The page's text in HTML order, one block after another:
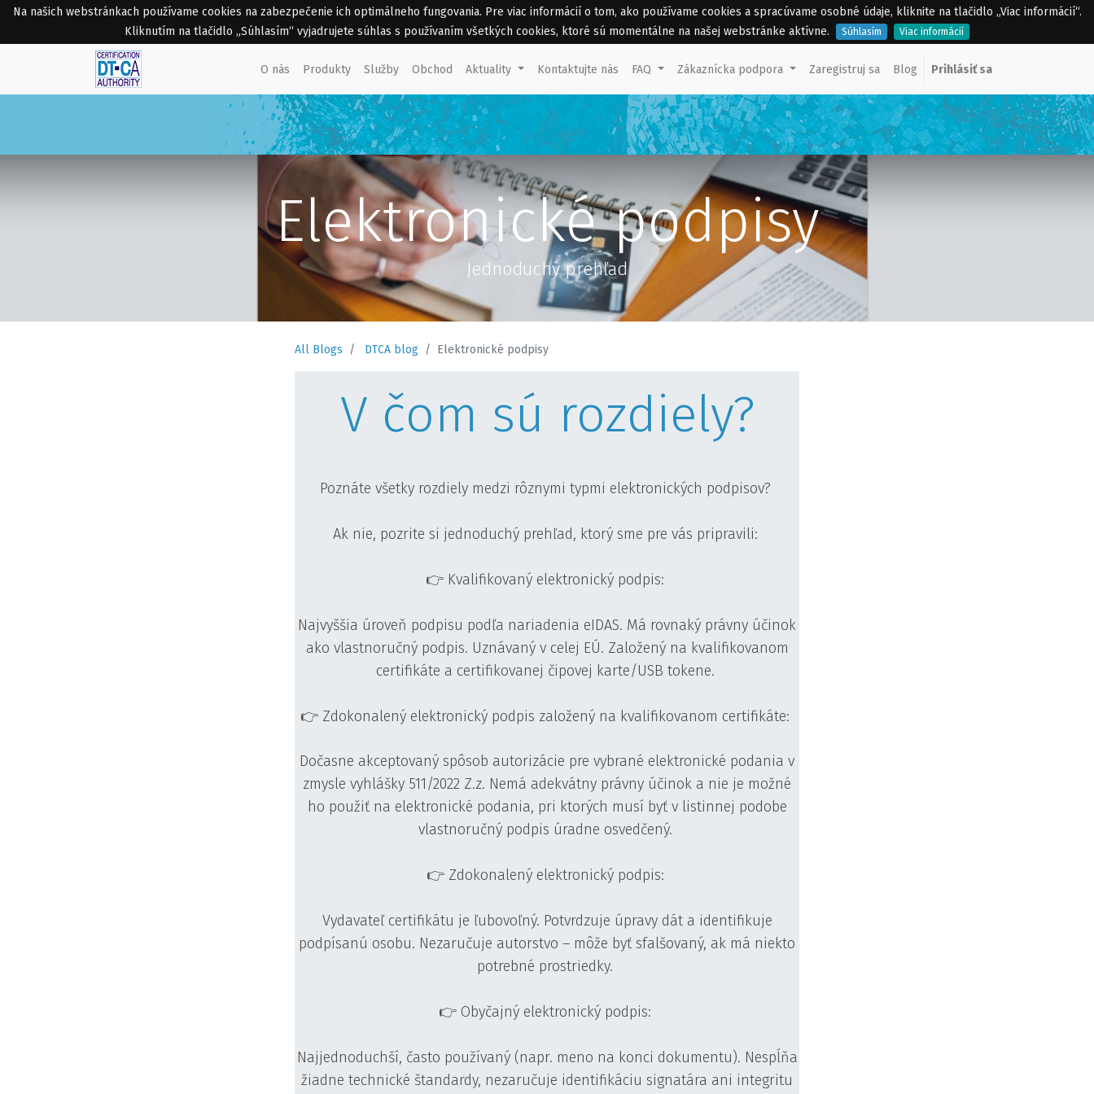
Na našich webstránkach používame cookies na zabezpečenie ich optimálneho fungovania. Pre viac informácií o tom, ako používame cookies a spracúvame osobné údaje, kliknite na tlačidlo „Viac informácií“.
Kliknutím na tlačidlo „Súhlasím“ vyjadrujete súhlas s používaním všetkých cookies, ktoré sú momentálne na našej webstránke aktívne.
Súhlasím Viac informácií
O nás Produkty Služby Obchod Aktuality Kontaktujte nás FAQ Zákaznícka podpora Zaregistruj sa Blog Prihlásiť sa
Elektronické podpisy
Jednoduchý prehľad
All Blogs DTCA blog Elektronické podpisy
V čom sú rozdiely?
Poznáte všetky rozdiely medzi rôznymi typmi elektronických podpisov?
Ak nie, pozrite si jednoduchý prehľad, ktorý sme pre vás pripravili:
👉 Kvalifikovaný elektronický podpis:
Najvyššia úroveň podpisu podľa nariadenia eIDAS. Má rovnaký právny účinok
ako vlastnoručný podpis. Uznávaný v celej EÚ. Založený na kvalifikovanom
certifikáte a certifikovanej čipovej karte/USB tokene.
👉 Zdokonalený elektronický podpis založený na kvalifikovanom certifikáte:
Dočasne akceptovaný spôsob autorizácie pre vybrané elektronické podania v
zmysle vyhlášky 511/2022 Z.z. Nemá adekvátny právny účinok a nie je možné
ho použiť na elektronické podania, pri ktorých musí byť v listinnej podobe
vlastnoručný podpis úradne osvedčený.
👉 Zdokonalený elektronický podpis:
Vydavateľ certifikátu je ľubovoľný. Potvrdzuje úpravy dát a identifikuje
podpísanú osobu. Nezaručuje autorstvo – môže byť sfalšovaný, ak má niekto
potrebné prostriedky.
👉 Obyčajný elektronický podpis:
Najjednoduchší, často používaný (napr. meno na konci dokumentu). Nespĺňa
žiadne technické štandardy, nezaručuje identifikáciu signatára ani integritu